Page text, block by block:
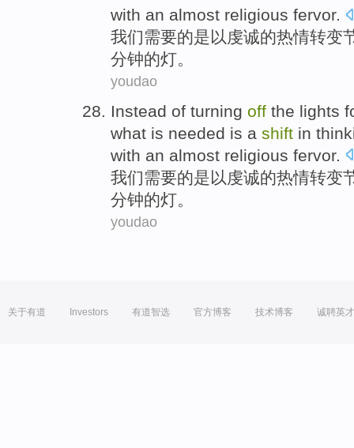
with an almost religious fervor.
我们需要的是以虔诚的热情转变
分钟的灯。
youdao
Instead of turning off the lights
what is needed is a shift in
with an almost religious fervor.
我们需要的是以 虔诚的热情转变
分钟的灯。
youdao
关于有道 Investors 有道智选 官方博客 技术博客 诚聘英才